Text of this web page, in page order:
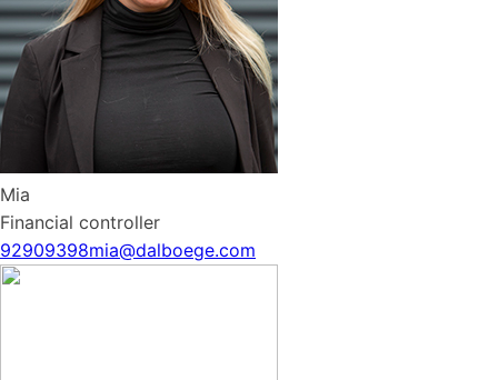
Mia
Financial controller
92909398mia@dalboege.com